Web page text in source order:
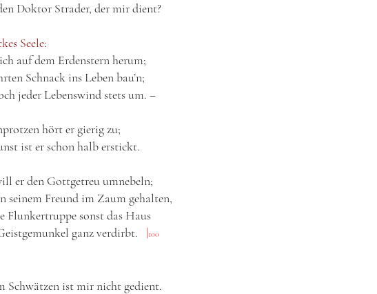
Doktor Strader, der mir dient?
Seele:
auf dem Erdenstern herum;
Schnack ins Leben bau’n;
jeder Lebenswind stets um. ‒
hört er gierig zu;
ist er schon halb erstickt.
er den Gottgetreu umnebeln;
seinem Freund im Zaum gehalten,
Flunkertruppe sonst das Haus
ganz verdirbt. |100
Schwätzen ist mir nicht gedient.